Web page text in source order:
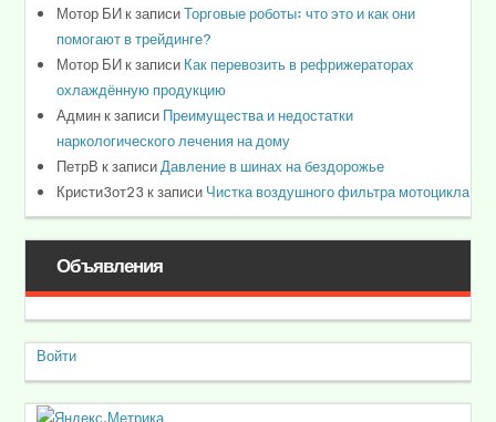
Мотор БИк записиТорговые роботы: что это и как они
помогают в трейдинге?
Мотор БИк записиКак перевозить в рефрижераторах
охлаждённую продукцию
Админк записиПреимущества и недостатки
наркологического лечения на дому
ПетрВ к записиДавление в шинах на бездорожье
Кристи3от23 к записиЧистка воздушного фильтра мотоцикла
Объявления
Войти